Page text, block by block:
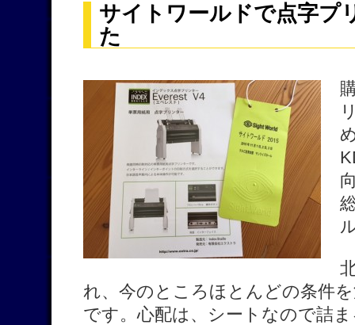
サイトワールドで点字プ
た
れ、今のところほとんどの条件
です。心配は、シートなので詰